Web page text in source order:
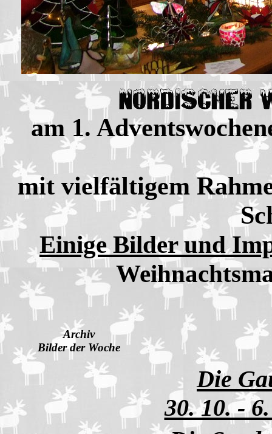
am 1.
mit vielfältigem
Einige Bilder und
Archiv
Bilder der Woche
Die
30. 10. -